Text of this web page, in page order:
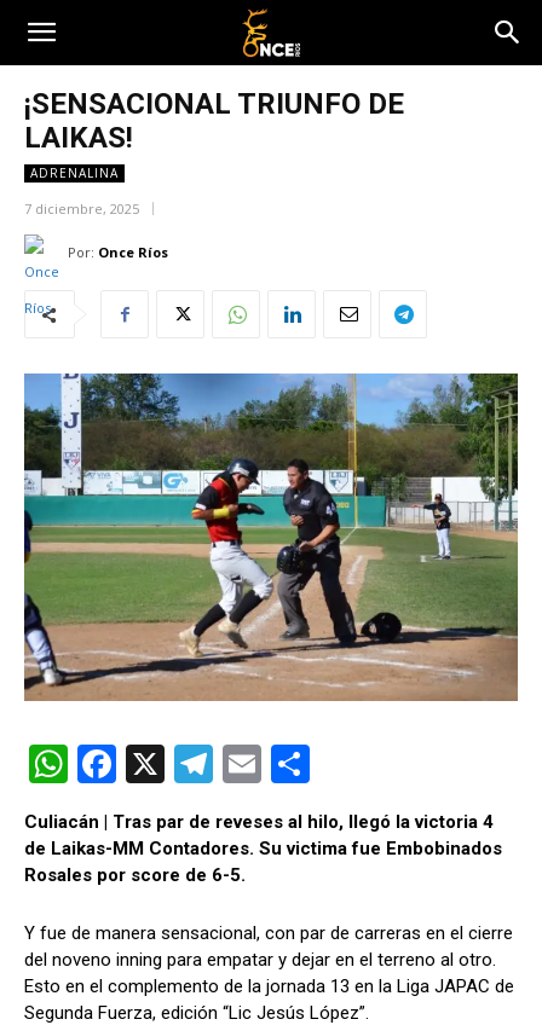
¡SENSACIONAL TRIUNFO DE
LAIKAS!
ADRENALINA
7 diciembre, 2025
Por: Once Ríos
W
h
at
s
A
p
p
F
a
ce
b
o
o
k
X
T
e
gr
a
m
E
ail
o
m
ar
tir
Culiacán | Tras par de reveses al hilo, llegó la victoria 4
de Laikas-MM Contadores. Su victima fue Embobinados
Rosales por score de 6-5.
Y fue de manera sensacional, con par de carreras en el cierre
del noveno inning para empatar y dejar en el terreno al otro.
Esto en el complemento de la jornada 13 en la Liga JAPAC de
Segunda Fuerza, edición “Lic Jesús López”.